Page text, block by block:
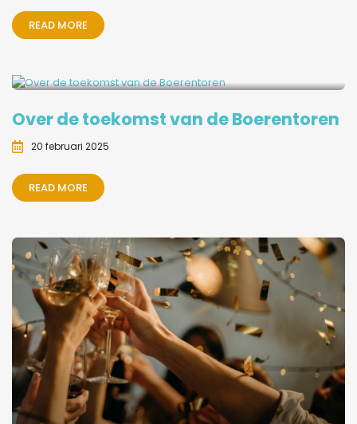
READ MORE
Over de toekomst van de Boerentoren
20 februari 2025
READ MORE